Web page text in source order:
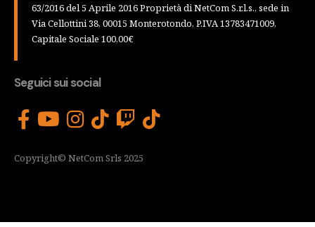
63/2016 del 5 Aprile 2016 Proprietà di NetCom S.r.l.s., sede in
Via Cellottini 38, 00015 Monterotondo, P.IVA 13783471009,
Capitale Sociale 100,00€
Seguici sui social
Copyright© NetCom Srls 2025